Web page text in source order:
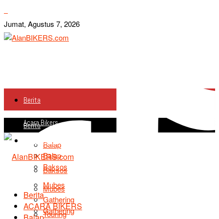
Jumat, Agustus 7, 2026
Berita
Acara Bikers
Balap
Baksos
Mubes
Gathering
Berita
Acara Bikers
Balap
Baksos
Mubes
Gathering
Touring
Berita
ACARA BIKERS